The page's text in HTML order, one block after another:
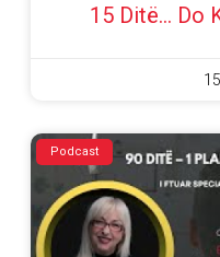
15 Ditë… Do
Podcast